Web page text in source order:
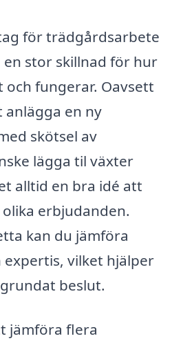
för trädgårdsarbete
stor skillnad för hur
fungerar. Oavsett
en ny
skötsel av
lägga til växter
alltid en bra idé att
erbjudanden.
kan du jämföra
vilket hjälper
beslut.
jämföra flera